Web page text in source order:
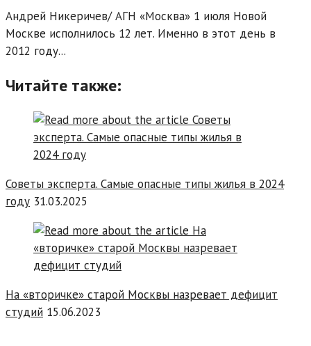
Андрей Никеричев/ АГН «Москва» 1 июля Новой
Москве исполнилось 12 лет. Именно в этот день в
2012 году...
Читайте также:
Советы эксперта. Самые опасные типы жилья в 2024
году 31.03.2025
На «вторичке» старой Москвы назревает дефицит
студий 15.06.2023